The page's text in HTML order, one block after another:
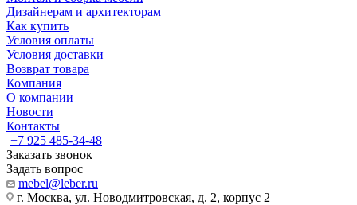
Дизайнерам и архитекторам
Как купить
Условия оплаты
Условия доставки
Возврат товара
Компания
О компании
Новости
Контакты
+7 925 485-34-48
Заказать звонок
Задать вопрос
mebel@leber.ru
г. Москва, ул. Новодмитровская, д. 2, корпус 2